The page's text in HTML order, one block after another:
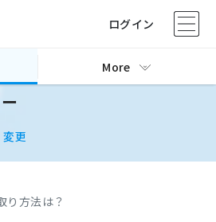
ログイン
More
変更
り方法は？